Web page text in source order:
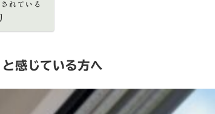
れている
感じている方へ